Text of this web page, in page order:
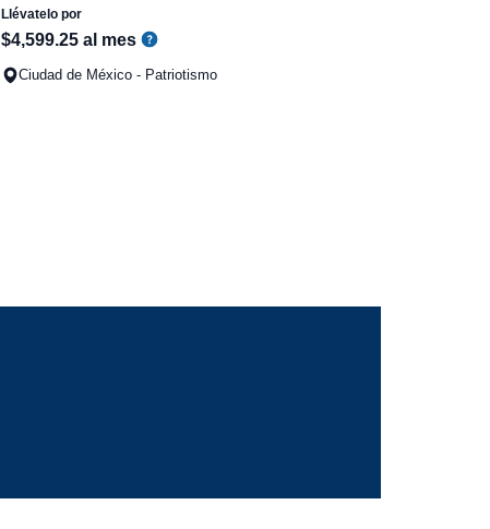
Llévatelo por
$4,599.25 al mes
Ciudad de México - Patriotismo